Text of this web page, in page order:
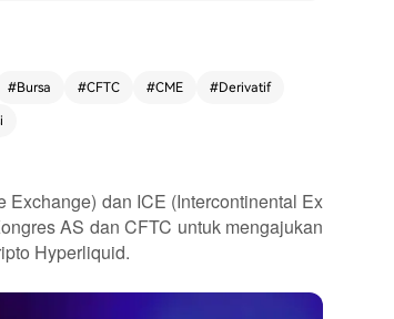
#Bursa #CFTC #CME #Derivatif
dan ICE (Intercontinental Ex
AS dan CFTC untuk mengajukan
Hyperliquid.